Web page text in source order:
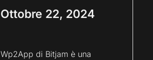
Ottobre 22, 2024
Wp2App di Bitjam è una